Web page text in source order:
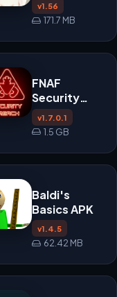
v1.56
171.7 MB
FNAF
Security
Breach APK
v1.7.0.1
1.5 GB
Baldi's
Basics APK
v1.4.5
62.42 MB